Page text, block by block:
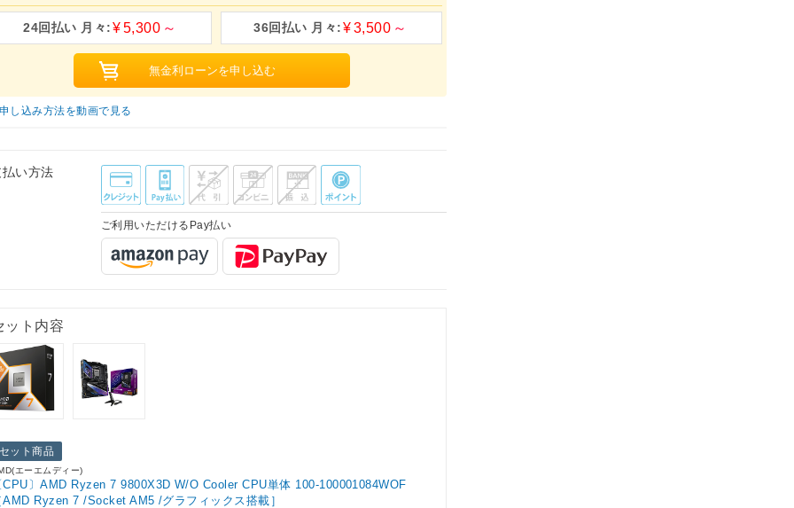
5,300 3,500
申し込み方法を動画で見る
払い方法
ご利用いただけるPay払い
ット内容
セット商品
エーエムディー)
CPU〕AMD Ryzen 7 9800X3D W/O Cooler CPU単体 100-100001084WOF
AMD Ryzen 7 /Socket AM5 /グラフィックス搭載］